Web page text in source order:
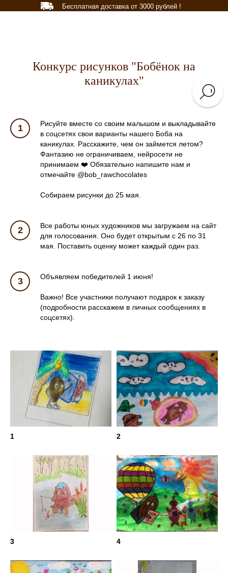
Бесплатная доставка от 3000 рублей !
Конкурс рисунков "Бобёнок на
каникулах"
Рисуйте вместе со своим малышом и выкладывайте
в соцсетях свои варианты нашего Боба на
каникулах. Расскажите, чем он займется летом?
Фантазию не ограничиваем, нейросети не
принимаем ❤️ Обязательно напишите нам и
отмечайте @bob_rawchocolates
Собираем рисунки до 25 мая.
Все работы юных художников мы загружаем на сайт
для голосования. Оно будет открытым с 26 по 31
мая. Поставить оценку может каждый один раз.
Объявляем победителей 1 июня!
Важно! Все участники получают подарок к заказу
(подробности расскажем в личных сообщениях в
соцсетях).
1 2
3 4